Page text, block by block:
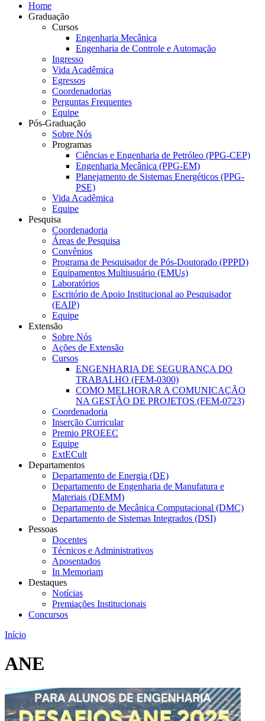
Home
Graduação
Cursos
Engenharia Mecânica
Engenharia de Controle e Automação
Ingresso
Vida Acadêmica
Egressos
Coordenadorias
Perguntas Frequentes
Equipe
Pós-Graduação
Sobre Nós
Programas
Ciências e Engenharia de Petróleo (PPG-CEP)
Engenharia Mecânica (PPG-EM)
Planejamento de Sistemas Energéticos (PPG-
PSE)
Vida Acadêmica
Equipe
Pesquisa
Coordenadoria
Áreas de Pesquisa
Convênios
Programa de Pesquisador de Pós-Doutorado (PPPD)
Equipamentos Multiusuário (EMUs)
Laboratórios
Escritório de Apoio Institucional ao Pesquisador
(EAIP)
Equipe
Extensão
Sobre Nós
Ações de Extensão
Cursos
ENGENHARIA DE SEGURANÇA DO
TRABALHO (FEM-0300)
COMO MELHORAR A COMUNICAÇÃO
NA GESTÃO DE PROJETOS (FEM-0723)
Coordenadoria
Inserção Curricular
Premio PROEEC
Equipe
ExtECult
Departamentos
Departamento de Energia (DE)
Departamento de Engenharia de Manufatura e
Materiais (DEMM)
Departamento de Mecânica Computacional (DMC)
Departamento de Sistemas Integrados (DSI)
Pessoas
Docentes
Técnicos e Administrativos
Aposentados
In Memoriam
Destaques
Notícias
Premiações Institucionais
Concursos
Início
ANE